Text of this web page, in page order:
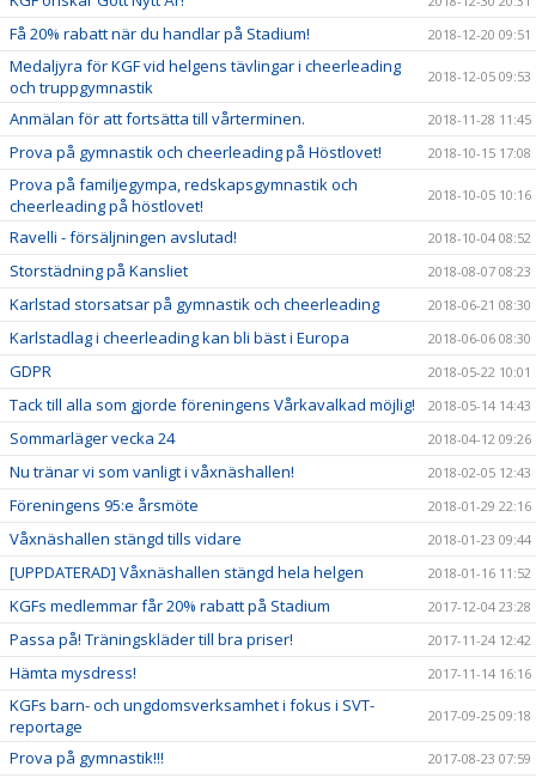
Få 20% rabatt när du handlar på Stadium! 2018-12-20 09:51
Medaljyra för KGF vid helgens tävlingar i cheerleading
och truppgymnastik
2018-12-05 09:53
Anmälan för att fortsätta till vårterminen. 2018-11-28 11:45
Prova på gymnastik och cheerleading på Höstlovet! 2018-10-15 17:08
Prova på familjegympa, redskapsgymnastik och
cheerleading på höstlovet!
2018-10-05 10:16
Ravelli - försäljningen avslutad! 2018-10-04 08:52
Storstädning på Kansliet 2018-08-07 08:23
Karlstad storsatsar på gymnastik och cheerleading 2018-06-21 08:30
Karlstadlag i cheerleading kan bli bäst i Europa 2018-06-06 08:30
GDPR 2018-05-22 10:01
Tack till alla som gjorde föreningens Vårkavalkad möjlig! 2018-05-14 14:43
Sommarläger vecka 24 2018-04-12 09:26
Nu tränar vi som vanligt i våxnäshallen! 2018-02-05 12:43
Föreningens 95:e årsmöte 2018-01-29 22:16
Våxnäshallen stängd tills vidare 2018-01-23 09:44
[UPPDATERAD] Våxnäshallen stängd hela helgen 2018-01-16 11:52
KGFs medlemmar får 20% rabatt på Stadium 2017-12-04 23:28
Passa på! Träningskläder till bra priser! 2017-11-24 12:42
Hämta mysdress! 2017-11-14 16:16
KGFs barn- och ungdomsverksamhet i fokus i SVT-
reportage
2017-09-25 09:18
Prova på gymnastik!!! 2017-08-23 07:59